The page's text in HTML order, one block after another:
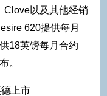
Clove以及其他经销
620提供每月
18英镑每月合约
。